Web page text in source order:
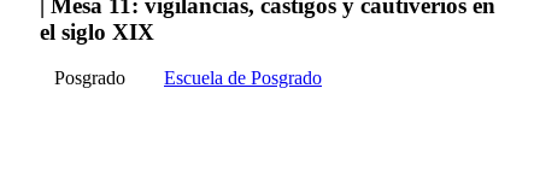
| Mesa 11: vigilancias, castigos y cautiverios en
el siglo XIX
Posgrado Escuela de Posgrado